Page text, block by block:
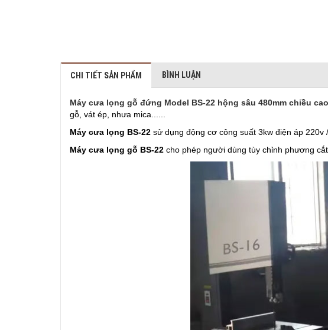
CHI TIẾT SẢN PHẨM BÌNH LUẬN
Máy cưa lọng gỗ đứng Model BS-22 hộng sâu 480mm chiều
gỗ, vát ép, nhưa mica......
Máy cưa lọng BS-22 sử dụng động cơ công suất 3kw điện áp 220v
Máy cưa lọng gỗ BS-22 cho phép người dùng tùy chỉnh phương